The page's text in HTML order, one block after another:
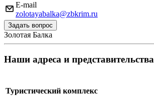
E-mail
zolotayabalka@zbkrim.ru
Задать вопрос
Золотая Балка
Наши адреса и представительства
Туристический комплекс